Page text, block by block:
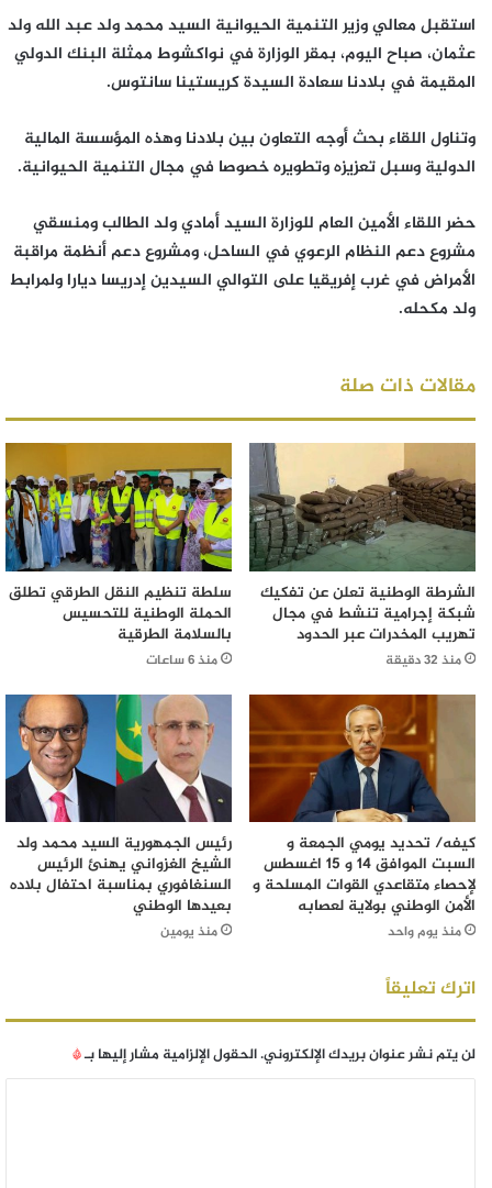
استقبل معالي وزير التنمية الحيوانية السيد محمد ولد عبد الله ولد
عثمان، صباح اليوم، بمقر الوزارة في نواكشوط ممثلة البنك الدولي
المقيمة في بلادنا سعادة السيدة كريستينا سانتوس.
وتناول اللقاء بحث أوجه التعاون بين بلادنا وهذه المؤسسة المالية
الدولية وسبل تعزيزه وتطويره خصوصا في مجال التنمية الحيوانية.
حضر اللقاء الأمين العام للوزارة السيد أمادي ولد الطالب ومنسقي
مشروع دعم النظام الرعوي في الساحل، ومشروع دعم أنظمة مراقبة
الأمراض في غرب إفريقيا على التوالي السيدين إدريسا ديارا ولمرابط
ولد مكحله.
مقالات ذات صلة
الشرطة الوطنية تعلن عن تفكيك
شبكة إجرامية تنشط في مجال
تهريب المخدرات عبر الحدود
منذ 32 دقيقة
سلطة تنظيم النقل الطرقي تطلق
الحملة الوطنية للتحسيس
بالسلامة الطرقية
منذ 6 ساعات
كيفه/ تحديد يومي الجمعة و
السبت الموافق 14 و 15 اغسطس
لإحصاء متقاعدي القوات المسلحة و
الأمن الوطني بولاية لعصابه
منذ يوم واحد
رئيس الجمهورية السيد محمد ولد
الشيخ الغزواني يهنئ الرئيس
السنغافوري بمناسبة احتفال بلاده
بعيدها الوطني
منذ يومين
اترك تعليقاً
لن يتم نشر عنوان بريدك الإلكتروني.الحقول الإلزامية مشار إليها بـ*